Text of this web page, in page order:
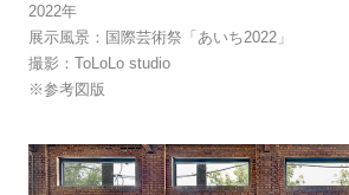
2022年
展示風景：国際芸術祭「あいち2022」
撮影：ToLoLo studio
※参考図版